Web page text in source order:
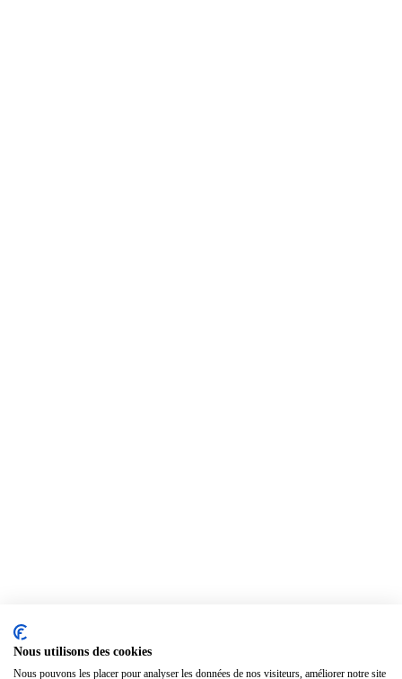
Nous utilisons des cookies
Nous pouvons les placer pour analyser les données de nos visiteurs, améliorer notre site